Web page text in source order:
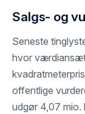
Salgs- og
Seneste
hvor
offentlige
udgør 4,07 mio.